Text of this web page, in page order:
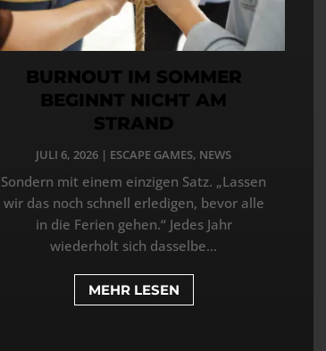
BURNOUT IM SOMMER
BEGINNT NICHT AM
STRAND
JULI 6, 2026 | ESCAPE GAMES, NEWS
Sondern mit einem einzigen Satz. „Lassen
wir das noch schnell erledigen, bevor alle
in die Ferien gehen.“ Jedes Jahr
wiederholt sich dasselbe...
MEHR LESEN